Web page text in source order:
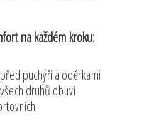
na každém kroku:
puchýři a oděrkami
druhů obuvi